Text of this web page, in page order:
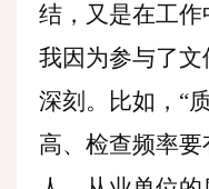
结，又是在工作
我因为参与了
深刻。比如，“
高、检查频率